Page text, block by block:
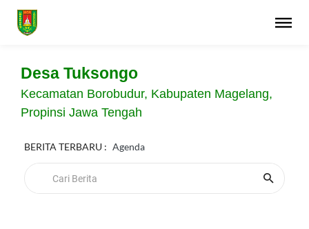
Desa Tuksongo
Kecamatan Borobudur, Kabupaten Magelang,
Propinsi Jawa Tengah
BERITA TERBARU : Agenda